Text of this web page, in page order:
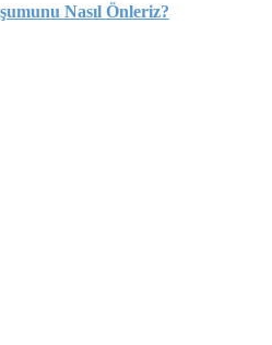
Nasıl Önleriz?